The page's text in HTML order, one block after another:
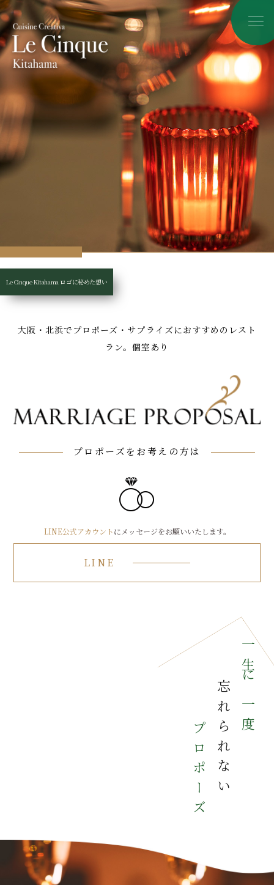
06-6205-9700
WEB予約
MAP NEWS LUNCH
Course
Anniversary
Access
プロポーズをお考えの方は
LINE公式アカウント にメッセージをお願いいたします。
Le Cinque Kitahama ロゴに秘めた想い
大阪・北浜でプロポーズ・サプライズにおすすめの レスト
ラン。個室あり
プロポーズをお考えの方は
LINE公式アカウントにメッセージをお願いいたします。
LINE
一生に一度
忘れられない
プロポーズ